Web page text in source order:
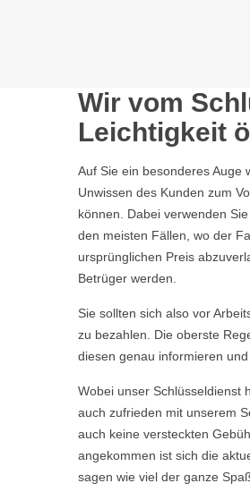
Wir vom
Leichtigkeit
Auf Sie ein besonderes Auge
Unwissen des Kunden zum
können. Dabei verwenden
den meisten Fällen, wo der
ursprünglichen Preis
Betrüger werden.
Sie sollten sich also vor
zu bezahlen. Die oberste
diesen genau informieren und
Wobei unser Schlüsseldienst
auch zufrieden mit unserem
auch keine versteckten
angekommen ist sich die
sagen wie viel der ganze